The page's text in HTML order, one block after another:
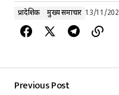
प्रादेशिक मुख्य समाचार 13/11/
Previous Post